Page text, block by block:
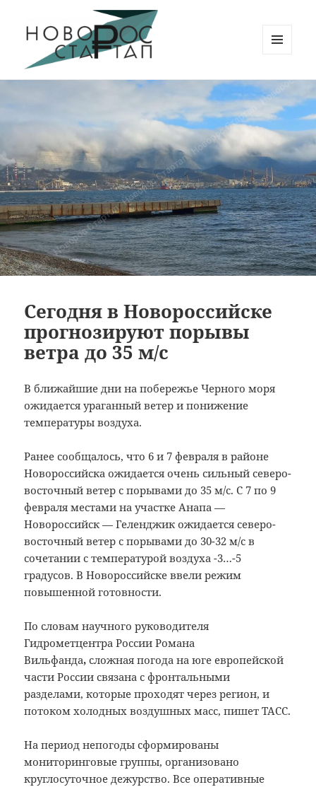
Новорос Стартап
ВИДЖЕТЫ
Сегодня в Новороссийске
прогнозируют порывы
ветра до 35 м/с
В ближайшие дни на побережье Черного моря
ожидается ураганный ветер и понижение
температуры воздуха.
Ранее сообщалось, что 6 и 7 февраля в районе
Новороссийска ожидается очень сильный северо-
восточный ветер с порывами до 35 м/с. С 7 по 9
февраля местами на участке Анапа —
Новороссийск — Геленджик ожидается северо-
восточный ветер с порывами до 30-32 м/с в
сочетании с температурой воздуха -3…-5
градусов. В Новороссийске ввели режим
повышенной готовности.
По словам научного руководителя
Гидрометцентра России Романа
Вильфанда, сложная погода на юге европейской
части России связана с фронтальными
разделами, которые проходят через регион, и
потоком холодных воздушных масс, пишет ТАСС.
На период непогоды сформированы
мониторинговые группы, организовано
круглосуточное дежурство. Все оперативные